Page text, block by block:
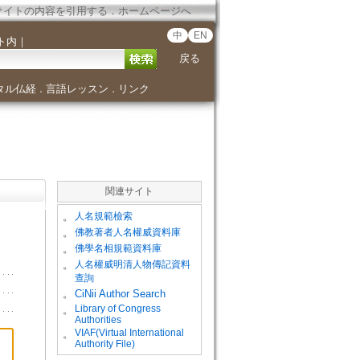
イトの内容を引用する．ホームページへ
内 ｜ 中 EN
戻る
ル仏経． 言語レッスン ． リンク
関連サイト
。 人名規範檢索
。 佛教著者人名權威資料庫
。 佛學名相規範資料庫
。
人名權威明清人物傳記資料
查詢
。
CiNii Author Search
。
Library of Congress
Authorities
。
VIAF(Virtual International
Authority File)